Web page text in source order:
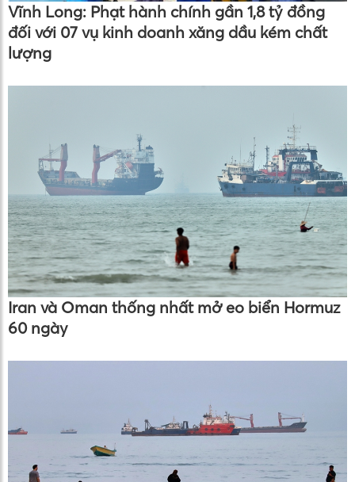
Vĩnh Long: Phạt hành chính gần 1,8 tỷ đồng
đối với 07 vụ kinh doanh xăng dầu kém chất
lượng
Iran và Oman thống nhất mở eo biển Hormuz
60 ngày